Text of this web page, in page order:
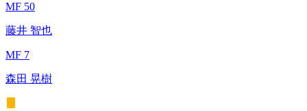
MF 50
藤井 智也
MF 7
森田 晃樹